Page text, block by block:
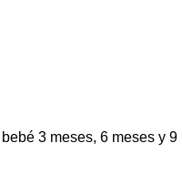
3 meses, 6 meses y